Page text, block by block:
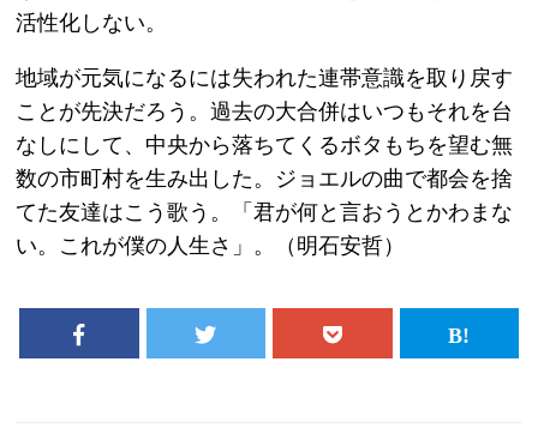
活性化しない。
地域が元気になるには失われた連帯意識を取り戻す
ことが先決だろう。過去の大合併はいつもそれを台
なしにして、中央から落ちてくるボタもちを望む無
数の市町村を生み出した。ジョエルの曲で都会を捨
てた友達はこう歌う。「君が何と言おうとかわまな
い。これが僕の人生さ」。（明石安哲）